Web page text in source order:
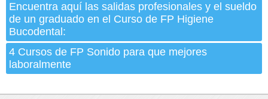
Encuentra aquí las salidas profesionales y el sueldo
de un graduado en el Curso de FP Higiene
Bucodental:
4 Cursos de FP Sonido para que mejores
laboralmente